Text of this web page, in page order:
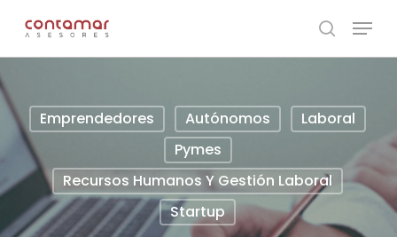
main
content
search
Menu
Emprendedores Autónomos
Laboral
Pymes
Recursos Humanos Y Gestión Laboral
Startup